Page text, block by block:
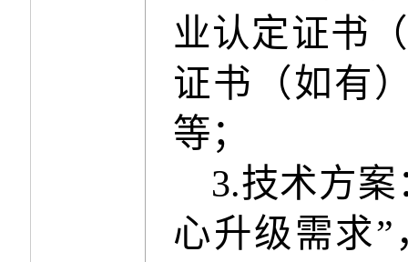
业认定证书
证书（如有
等；
3.技术方
心升级需求”